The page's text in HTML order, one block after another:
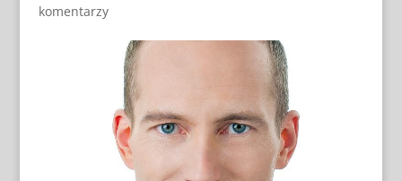
komentarzy